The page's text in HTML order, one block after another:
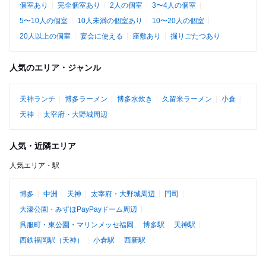
個室あり 完全個室あり 2人の個室
3〜4人の個室
5〜10人の個室
10人未満の個室あり
10〜20人の個室
20人以上の個室
宴会に使える 座敷あり 掘りごたつあり
人気のエリア・ジャンル
天神ランチ 博多ラーメン 博多水炊き 久留米ラーメン
小倉
天神
太宰府・大野城周辺
人気・近隣エリア
人気エリア・駅
博多 中洲 天神 太宰府・大野城周辺
門司
大濠公園・みずほPayPayドーム周辺
呉服町・東公園・マリンメッセ福岡
博多駅
天神駅
西鉄福岡駅（天神）
小倉駅 西新駅